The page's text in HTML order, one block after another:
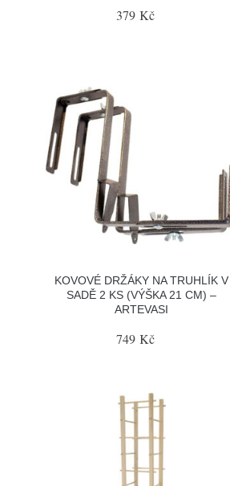
379 Kč
KOVOVÉ DRŽÁKY NA TRUHLÍK V
SADĚ 2 KS (VÝŠKA 21 CM) –
ARTEVASI
749 Kč